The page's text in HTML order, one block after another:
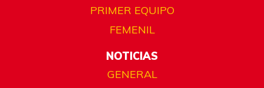
PRIMER EQUIPO
FEMENIL
NOTICIAS
GENERAL